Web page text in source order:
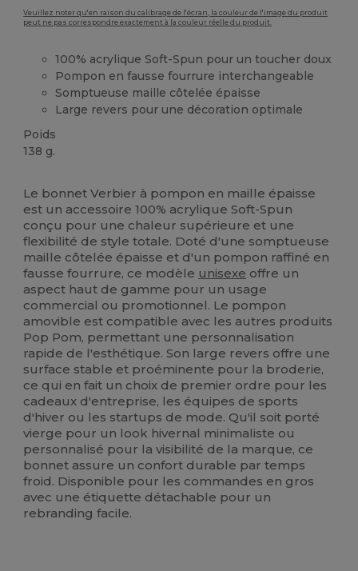
Veuillez noter qu'en raison du calibrage de l'écran, la couleur de l'image du produit
peut ne pas correspondre exactement à la couleur réelle du produit.
100% acrylique Soft-Spun pour un toucher doux
Pompon en fausse fourrure interchangeable
Somptueuse maille côtelée épaisse
Large revers pour une décoration optimale
Poids
138 g.
Le bonnet Verbier à pompon en maille épaisse
est un accessoire 100% acrylique Soft-Spun
conçu pour une chaleur supérieure et une
flexibilité de style totale. Doté d'une somptueuse
maille côtelée épaisse et d'un pompon raffiné en
fausse fourrure, ce modèle unisexe offre un
aspect haut de gamme pour un usage
commercial ou promotionnel. Le pompon
amovible est compatible avec les autres produits
Pop Pom, permettant une personnalisation
rapide de l'esthétique. Son large revers offre une
surface stable et proéminente pour la broderie,
ce qui en fait un choix de premier ordre pour les
cadeaux d'entreprise, les équipes de sports
d'hiver ou les startups de mode. Qu'il soit porté
vierge pour un look hivernal minimaliste ou
personnalisé pour la visibilité de la marque, ce
bonnet assure un confort durable par temps
froid. Disponible pour les commandes en gros
avec une étiquette détachable pour un
rebranding facile.